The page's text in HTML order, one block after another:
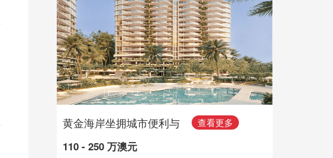
黄金海岸坐拥城市便利与
110 - 250 万澳元
查看更多